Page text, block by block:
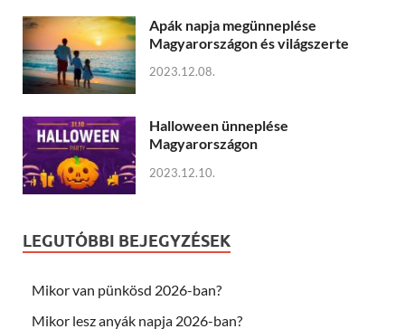
Apák napja megünneplése
Magyarországon és világszerte
2023.12.08.
Halloween ünneplése
Magyarországon
2023.12.10.
LEGUTÓBBI BEJEGYZÉSEK
Mikor van pünkösd 2026-ban?
Mikor lesz anyák napja 2026-ban?